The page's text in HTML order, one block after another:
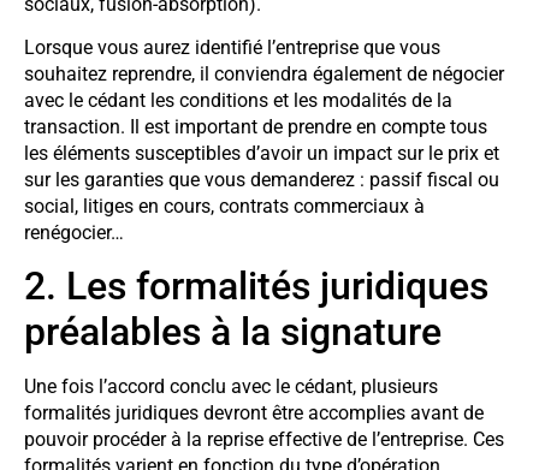
Lorsque vous aurez identifié l’entreprise que vous
souhaitez reprendre, il conviendra également de négocier
avec le cédant les conditions et les modalités de la
transaction. Il est important de prendre en compte tous
les éléments susceptibles d’avoir un impact sur le prix et
sur les garanties que vous demanderez : passif fiscal ou
social, litiges en cours, contrats commerciaux à
renégocier…
2. Les formalités juridiques
préalables à la signature
Une fois l’accord conclu avec le cédant, plusieurs
formalités juridiques devront être accomplies avant de
pouvoir procéder à la reprise effective de l’entreprise. Ces